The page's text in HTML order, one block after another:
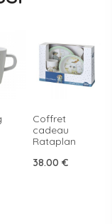
Coffret
cadeau
Rataplan
38.00 €